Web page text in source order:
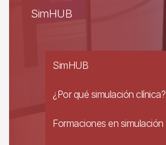
SimHUB
SimHUB
¿Por qué simulación clínica?
Formaciones en simulación